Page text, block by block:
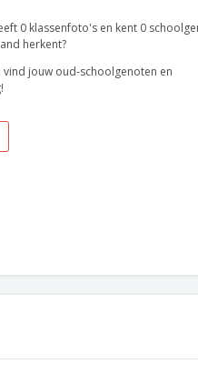
0 klassenfoto's en kent 0
herkent?
vind jouw oud-schoolgenoten en